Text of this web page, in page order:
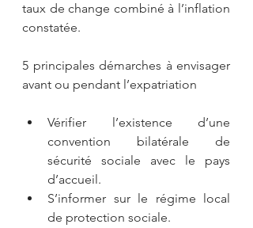
taux de change combiné à l’inflation
constatée.
5 principales démarches à envisager
avant ou pendant l’expatriation
Vérifier l’existence d’une
convention bilatérale de
sécurité sociale avec le pays
d’accueil.
S’informer sur le régime local
de protection sociale.